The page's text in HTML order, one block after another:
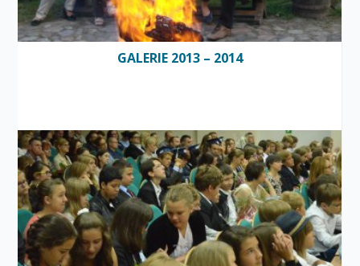
GALERIE 2013 – 2014